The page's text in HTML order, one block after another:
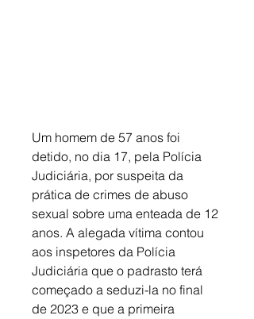
Um homem de 57 anos foi
detido, no dia 17, pela Polícia
Judiciária, por suspeita da
prática de crimes de abuso
sexual sobre uma enteada de 12
anos. A alegada vítima contou
aos inspetores da Polícia
Judiciária que o padrasto terá
começado a seduzi-la no final
de 2023 e que a primeira